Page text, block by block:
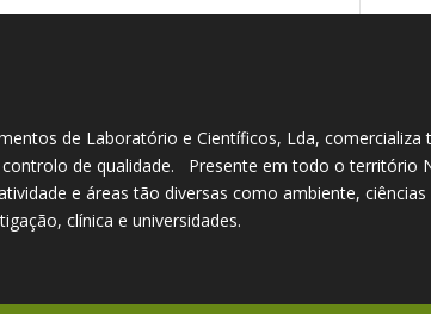
de Laboratório e Científicos, Lda,
de qualidade. Presente em todo o território
e áreas tão diversas como ambiente, ciências
clínica e universidades.